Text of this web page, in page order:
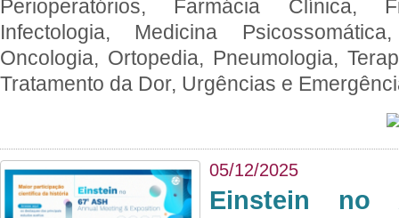
Perioperatórios, Farmácia Clínica,
Infectologia, Medicina
Oncologia, Ortopedia, Pneumologia,
Tratamento da Dor, Urgências e
05/12/2025
Einstein no